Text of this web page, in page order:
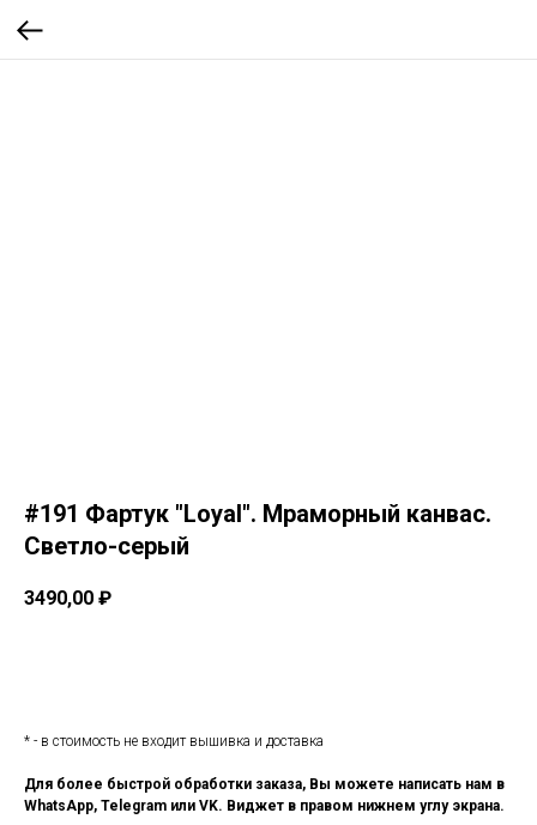
#191 Фартук "Loyal". Мраморный канвас.
Светло-серый
3490,00 ₽
* - в стоимость не входит вышивка и доставка
Для более быстрой обработки заказа, Вы можете написать нам в
WhatsApp, Telegram или VK. Виджет в правом нижнем углу экрана.